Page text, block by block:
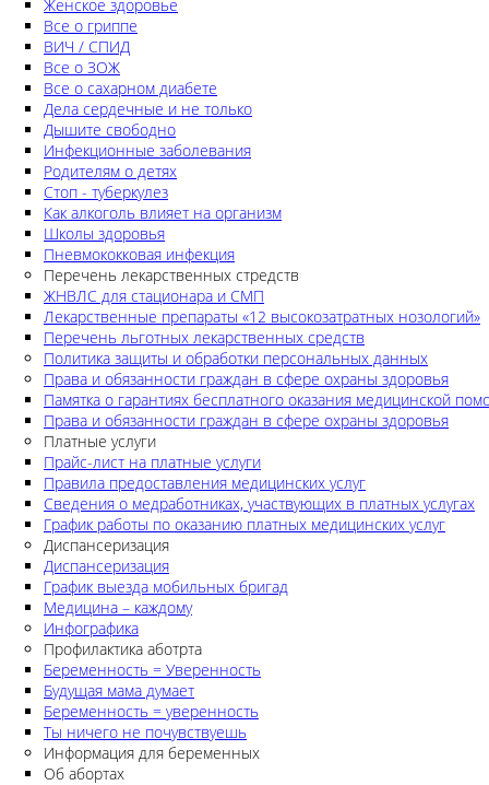
Женское здоровье
Все о гриппе
ВИЧ / СПИД
Все о ЗОЖ
Все о сахарном диабете
Дела сердечные и не только
Дышите свободно
Инфекционные заболевания
Родителям о детях
Стоп - туберкулез
Как алкоголь влияет на организм
Школы здоровья
Пневмококковая инфекция
Перечень лекарственных стредств
ЖНВЛС для стационара и СМП
Лекарственные препараты «12 высокозатратных нозологий»
Перечень льготных лекарственных средств
Политика защиты и обработки персональных данных
Права и обязанности граждан в сфере охраны здоровья
Памятка о гарантиях бесплатного оказания медицинской
Права и обязанности граждан в сфере охраны здоровья
Платные услуги
Прайс-лист на платные услуги
Правила предоставления медицинских услуг
Сведения о медработниках, участвующих в платных услугах
График работы по оказанию платных медицинских услуг
Диспансеризация
Диспансеризация
График выезда мобильных бригад
Медицина – каждому
Инфографика
Профилактика аботрта
Беременность = Уверенность
Будущая мама думает
Беременность = уверенность
Ты ничего не почувствуешь
Информация для беременных
Об абортах